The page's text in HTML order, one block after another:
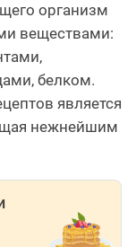
организм
веществами:
белком.
является
нежнейшим